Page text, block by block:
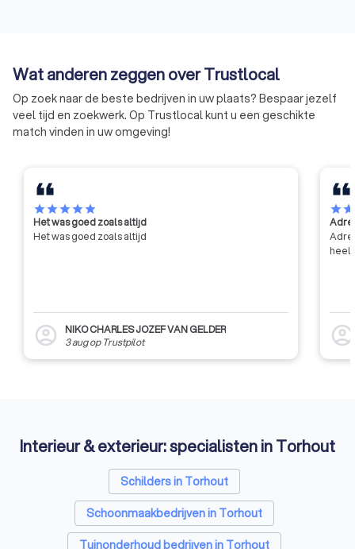
verlenen van technische
voorlichting, bijstand en advies
aan zijn leden, en het bijdragen
tot de algemene innovatie en
ontwikkeling in de bouwsector,
van de industrie en de overheid.
Wat anderen zeggen over Trustlocal
Op zoek naar de beste bedrijven in uw plaats? Bespaar jezelf
veel tijd en zoekwerk. Op Trustlocal kunt u een geschikte
match vinden in uw omgeving!
starstarstarstarstar
Het was goed zoals altijd
Het was goed zoals altijd
account_circle
NIKO CHARLES JOZEF VAN GELDER
3 augop Trustpilot
starstar
heel
account_circle
Interieur & exterieur: specialisten in Torhout
Schilders in Torhout
Schoonmaakbedrijven in Torhout
Tuinonderhoud bedrijven in Torhout